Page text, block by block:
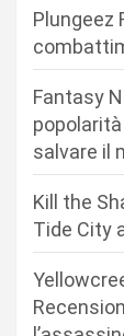
Plungeez
Fantasy
popolarità
salvare il
Kill the
Tide City